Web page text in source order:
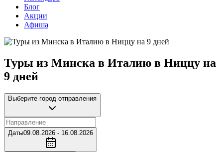
Блог
Акции
Афиша
Туры из Минска в Италию в Ниццу на
9 дней
Выберите город отправления
Даты09.08.2026 - 16.08.2026